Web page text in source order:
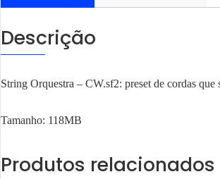
Descrição
String Orquestra – CW.sf2: preset de cordas
Tamanho: 118MB
Produtos relacionados